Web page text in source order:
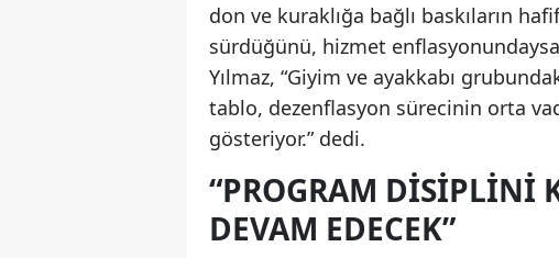
don ve kuraklığa bağlı baskıların
sürdüğünü, hizmet
Yılmaz, “Giyim ve ayakkabı
tablo, dezenflasyon sürecinin orta
gösteriyor.” dedi.
“PROGRAM DISIPLINI
DEVAM EDECEK”